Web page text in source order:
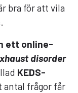
bra för att vila
ett online-
disorder
KEDS-
antal frågor får